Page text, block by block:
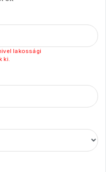
lakossági
ki.